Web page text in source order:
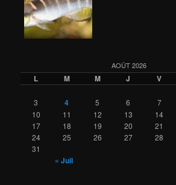
AOÛT 2026
L M M J V
3
4 5 6 7
10
11 12 13 14
17
18 19 20 21
24
25 26 27 28
31
« Juil